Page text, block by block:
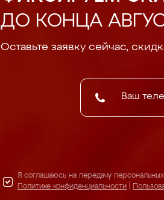
ДО КОНЦА
Оставьте заявку сейчас,
Я соглашаюсь на передачу
Политике конфиденциальности